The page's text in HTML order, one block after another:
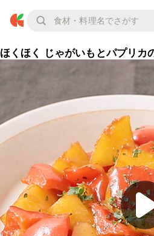
ほくほく じゃがいもとパプリカ